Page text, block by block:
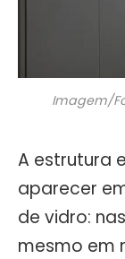
Imagem/
A estrutura
aparecer
de vidro:
mesmo em